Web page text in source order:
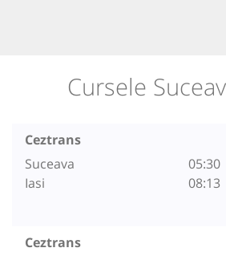
Cursele
Ceztrans
Suceava
Iasi
05:30
08:13
Ceztrans